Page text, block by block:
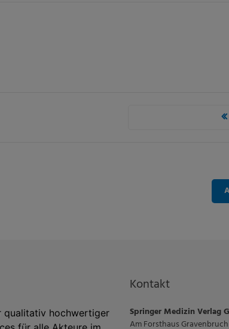
qualitativ hochwertiger
Kontakt
Springer Medizin Verlag
Am Forsthaus